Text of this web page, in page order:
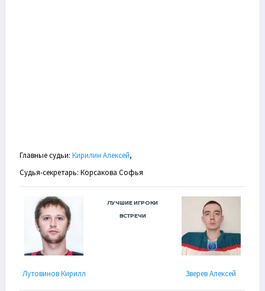
Главные судьи: Кирилин Алексей,
Судья-секретарь: Корсакова Софья
Лутовинов Кирилл
ЛУЧШИЕ ИГРОКИ
ВСТРЕЧИ
Зверев Алексей